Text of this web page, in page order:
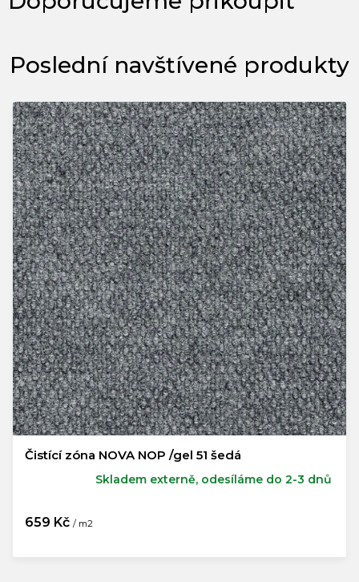
Poslední navštívené produkty
Čistící zóna NOVA NOP /gel 51 šedá
659 Kč / m2
Skladem externě, odesíláme do 2-3 dnů